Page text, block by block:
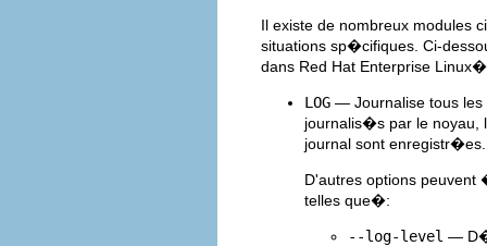
Il existe de nombreux
situations sp�cifiques. Ci-
dans Red Hat Enterprise
LOG — Journalise tous
journalis�s par le noyau,
journal sont
D'autres options
telles que�:
--log-level —